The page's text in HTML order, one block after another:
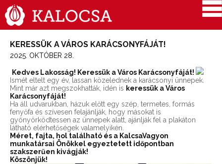
KERESSÜK A VÁROS KARÁCSONYFÁJÁT!
2025. OKTÓBER 28.
Kedves Lakosság! Keressük a Város Karácsonyfáját!
Ismét eltelt egy év, lassan közelednek a karácsonyi ünnepek.
Mint már azt megszokhatták, idén is keressük a Város
Karácsonyfáját!
Ha áll udvarukban, házuk előtt egy szép, termetes, formás
fenyőfa és szívesen felajánlják, hogy másokat is
gyönyörködtessen az ünnepek alatt, ajánlják fel a plakáton
látható elérhetőségek valamelyikén.
Méret, fajta, hol található és a KalcsaVagyon
munkatársai Önökkel egyeztetett időpontban
szakszerűen kivágják!
Köszönjük!